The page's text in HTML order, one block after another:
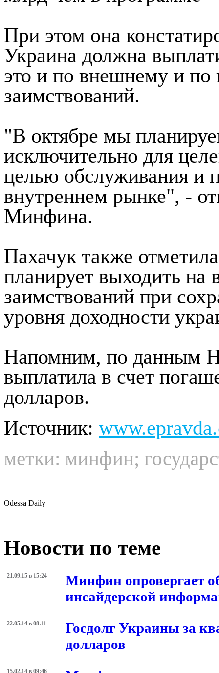
При этом она
Украина должна
это и по внешнему и по
заимствований.
"В октябре мы
исключительно для
целью обслуживания и
внутреннем рынке", -
Минфина.
Пахачук также
планирует выходить
заимствований при
уровня доходности
Напомним, по данным
выплатила в счет
долларов.
Источник:
метки: минфин;
Odessa Daily
Новости по теме
21.09.15 в 15:24
Минфин опровергает
инсайдерской
22.05.14 в 08:11
Госдолг Украины за
долларов
15.02.14 в 09:46